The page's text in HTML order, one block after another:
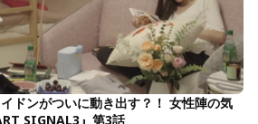
ドンがついに動き出す？！ 女性陣の気
SIGNAL3』第3話